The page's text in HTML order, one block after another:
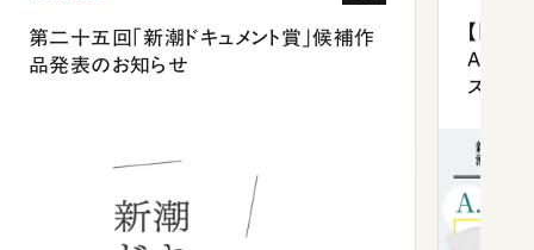
第二十五回「新潮ドキュメント賞」候補作
品発表のお知らせ
【「新
ズプレ